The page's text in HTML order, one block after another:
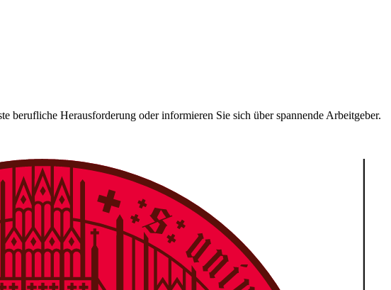
berufliche Herausforderung oder informieren Sie sich über spannende Arbeitgeber.